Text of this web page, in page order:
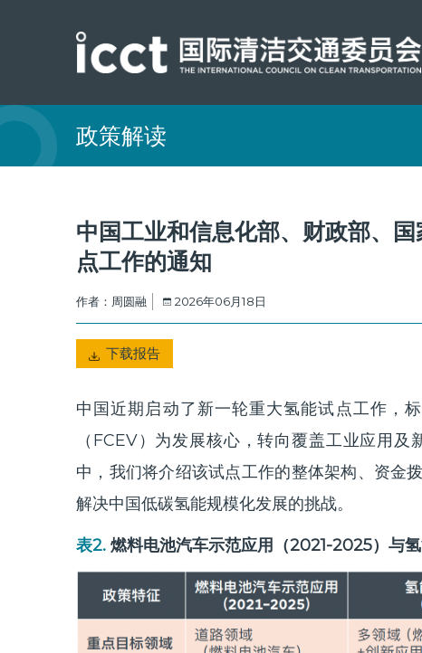
政策解读
中国工业和信息化部、财政部、
点工作的通知
作者：周圆融 2026年06月18日
下载报告
中国近期启动了新一轮重大氢能试点工作，
（ FCEV）为发展核心，转向覆盖工业应用及
中，我们将介绍该试点工作的整体架构、资金
解决中国低碳氢能规模化发展的挑战。
表2. 燃料电池汽车示范应用（2021-2025）与